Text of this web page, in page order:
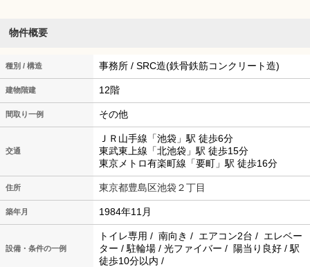
物件概要
種別 / 構造 事務所 / SRC造(鉄骨鉄筋コンクリート造)
建物階建 12階
間取り一例 その他
交通
ＪＲ山手線「池袋」駅 徒歩6分
東武東上線「北池袋」駅 徒歩15分
東京メトロ有楽町線「要町」駅 徒歩16分
住所 東京都豊島区池袋２丁目
築年月 1984年11月
設備・条件の一例
トイレ専用 / 南向き / エアコン2台 / エレベー
ター / 駐輪場 / 光ファイバー / 陽当り良好 / 駅
徒歩10分以内 /